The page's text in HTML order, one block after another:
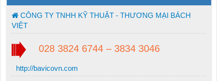
CÔNG TY TNHH KỸ THUẬT - THƯƠNG MẠI BÁCH
VIỆT
028 3824 6744 – 3834 3046
http://bavicovn.com